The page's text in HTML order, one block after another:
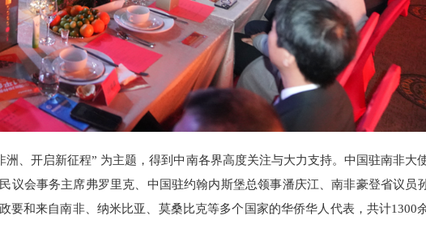
、开启新征程” 为主题，得到中南各界高度关注与大力支持。中国驻南非大
议会事务主席弗罗里克、中国驻约翰内斯堡总领事潘庆江、南非豪登省议员
要和来自南非、纳米比亚、莫桑比克等多个国家的华侨华人代表，共计1300